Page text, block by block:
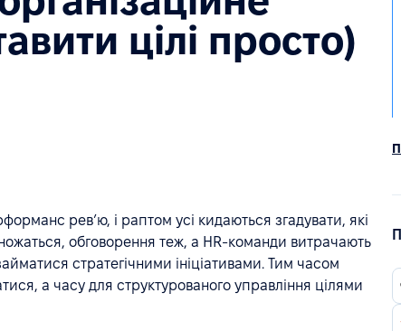
цілі просто)
ревʼю, і раптом усі кидаються згадувати, які
обговорення теж, а HR-команди витрачають
стратегічними ініціативами. Тим часом
а часу для структурованого управління цілями